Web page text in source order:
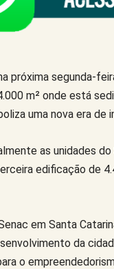
próxima segunda-
m² onde está
uma nova era
as unidades
edificação de
em Santa
da
o